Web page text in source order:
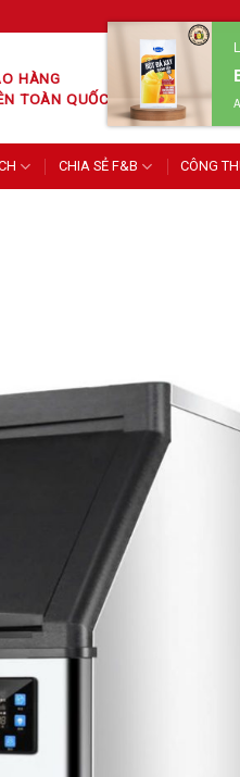
HÀNG
TOÀN QUỐC
CHIA SẺ F&B CÔNG